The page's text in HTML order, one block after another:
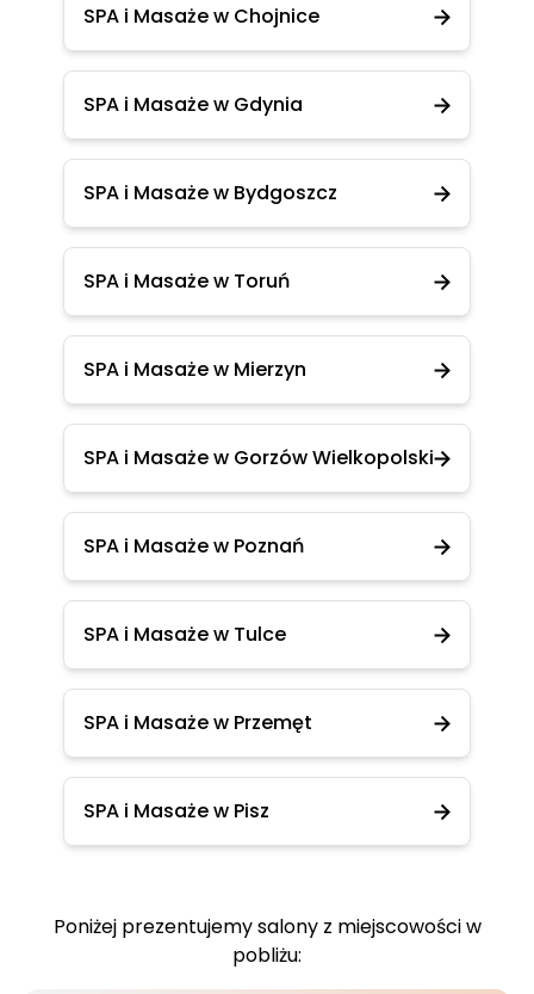
SPA i Masaże w Chojnice
SPA i Masaże w Gdynia
SPA i Masaże w Bydgoszcz
SPA i Masaże w Toruń
SPA i Masaże w Mierzyn
SPA i Masaże w Gorzów Wielkopolski
SPA i Masaże w Poznań
SPA i Masaże w Tulce
SPA i Masaże w Przemęt
SPA i Masaże w Pisz
Poniżej prezentujemy salony z miejscowości w
pobliżu: